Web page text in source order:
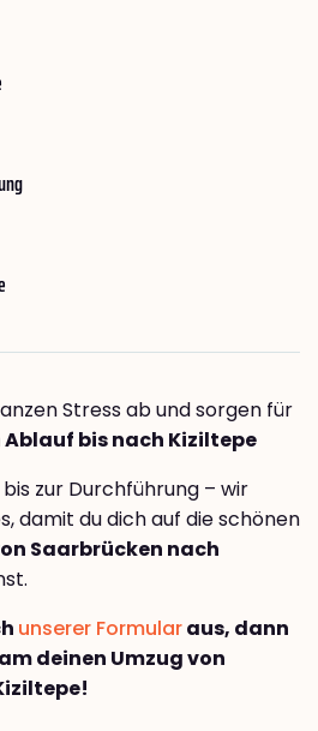
Stress ab und sorgen für
bis nach Kiziltepe
zur Durchführung – wir
damit du dich auf die schönen
Saarbrücken nach
unserer Formularaus, dann
deinen Umzug von